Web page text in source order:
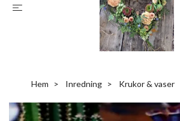
Hem Inredning Krukor & vaser